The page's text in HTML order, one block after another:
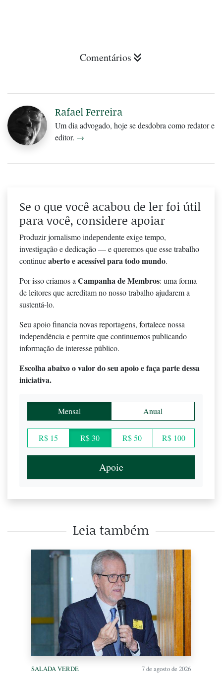
Comentários
Rafael Ferreira
Um dia advogado, hoje se desdobra como redator e
editor. →
Se o que você acabou de ler foi útil
para você, considere apoiar
Produzir jornalismo independente exige tempo,
investigação e dedicação — e queremos que esse trabalho
continueaberto e acessível para todo mundo.
Por isso criamos a Campanha de Membros: uma forma
de leitores que acreditam no nosso trabalho ajudarem a
sustentá-lo.
Seu apoio financia novas reportagens, fortalece nossa
independência e permite que continuemos publicando
informação de interesse público.
Escolha abaixo o valor do seu apoio e faça parte dessa
iniciativa.
Mensal Anual
R$ 15 R$ 30 R$ 50 R$ 100
Apoie
Leia também
SALADA VERDE 7 de agosto de 2026